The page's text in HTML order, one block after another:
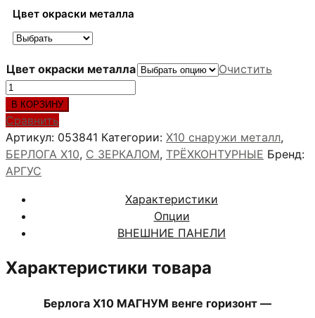
Цвет окраски металла
Цвет окраски металла
Очистить
Количество
товара
Берлога
Х10
МАГНУМ
венге
В КОРЗИНУ
Сравнить
Артикул: 053841 Категории: X10 снаружи металл,
БЕРЛОГА Х10, С ЗЕРКАЛОМ, ТРЁХКОНТУРНЫЕ Бренд:
АРГУС
Характеристики
Опции
ВНЕШНИЕ ПАНЕЛИ
Характеристики товара
Берлога Х10 МАГНУМ венге горизонт —